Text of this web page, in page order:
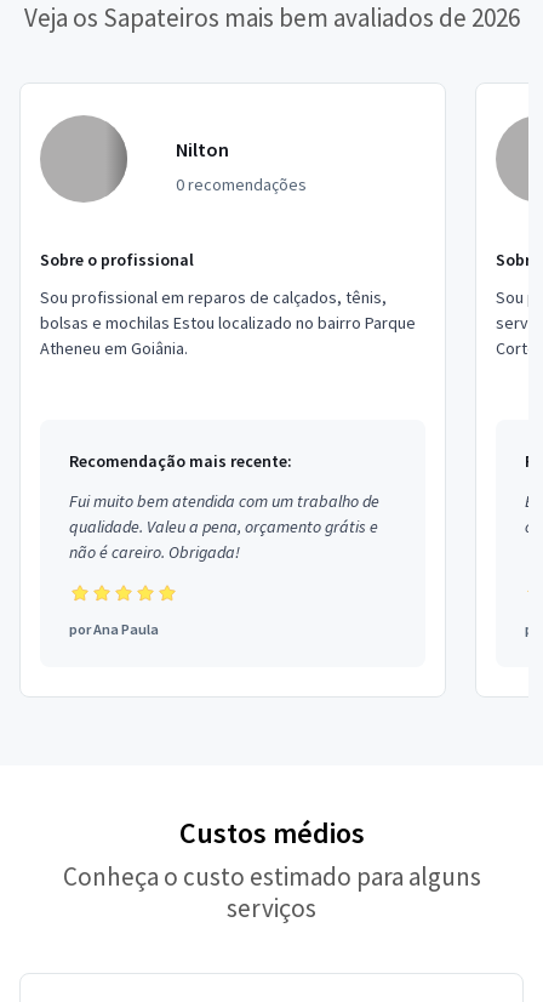
Veja os Sapateiros mais bem avaliados de 2026
Nilton
0 recomendações
Sobre o profissional
Sou profissional em reparos de calçados, tênis,
bolsas e mochilas Estou localizado no bairro Parque
Atheneu em Goiânia.
Recomendação mais recente:
Fui muito bem atendida com um trabalho de
qualidade. Valeu a pena, orçamento grátis e
não é careiro. Obrigada!
porAna Paula
Sou
Corte
Custos médios
Conheça o custo estimado para alguns
serviços